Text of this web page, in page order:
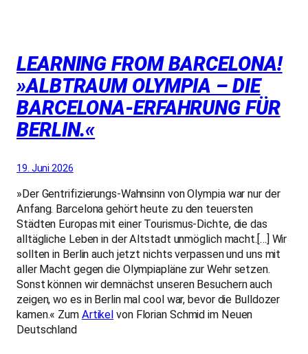
LEARNING FROM BARCELONA!
»ALBTRAUM OLYMPIA – DIE
BARCELONA-ERFAHRUNG FÜR
BERLIN.«
19. Juni 2026
»Der Gentrifizierungs-Wahnsinn von Olympia war nur der
Anfang. Barcelona gehört heute zu den teuersten
Städten Europas mit einer Tourismus-Dichte, die das
alltägliche Leben in der Altstadt unmöglich macht.[…] Wir
sollten in Berlin auch jetzt nichts verpassen und uns mit
aller Macht gegen die Olympiapläne zur Wehr setzen.
Sonst können wir demnächst unseren Besuchern auch
zeigen, wo es in Berlin mal cool war, bevor die Bulldozer
kamen.« Zum Artikel von Florian Schmid im Neuen
Deutschland